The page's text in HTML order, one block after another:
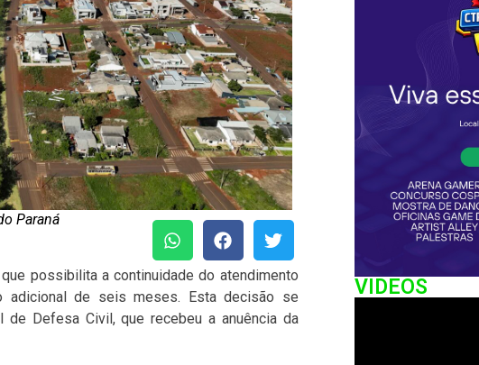
Paraná
possibilita a continuidade do atendimento
adicional de seis meses. Esta decisão se
de Defesa Civil, que recebeu a anuência da
VIDEOS